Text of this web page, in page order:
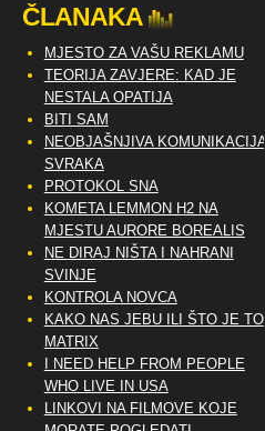
ČLANAKA
MJESTO ZA VAŠU REKLAMU
TEORIJA ZAVJERE: KAD JE
NESTALA OPATIJA
BITI SAM
NEOBJAŠNJIVA KOMUNIKACIJA
SVRAKA
PROTOKOL SNA
KOMETA LEMMON H2 NA
MJESTU AURORE BOREALIS
NE DIRAJ NIŠTA I NAHRANI
SVINJE
KONTROLA NOVCA
KAKO NAS JEBU ILI ŠTO JE TO
MATRIX
I NEED HELP FROM PEOPLE
WHO LIVE IN USA
LINKOVI NA FILMOVE KOJE